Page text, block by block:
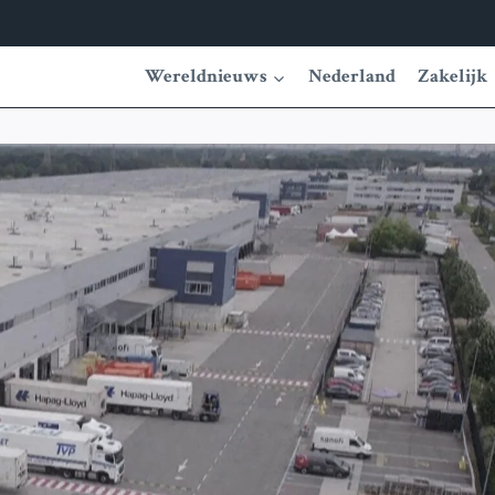
Wereldnieuws Nederland Zakelijk